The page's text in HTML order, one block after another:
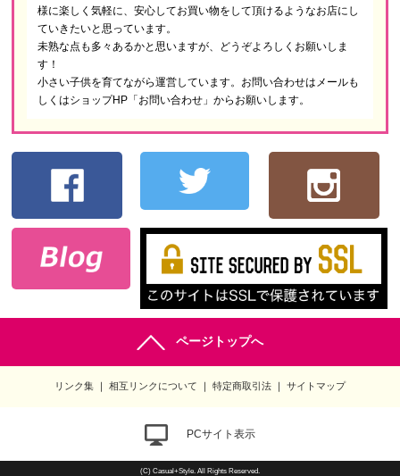
様に楽しく気軽に、安心してお買い物をして頂けるようなお店にし
ていきたいと思っています。
未熟な点も多々あるかと思いますが、どうぞよろしくお願いしま
す！
小さい子供を育てながら運営しています。お問い合わせはメールも
しくはショップHP「お問い合わせ」からお願いします。
ページトップへ
リンク集 相互リンクについて 特定商取引法 サイトマップ
PCサイト表示
(C) Casual+Style. All Rights Reserved.